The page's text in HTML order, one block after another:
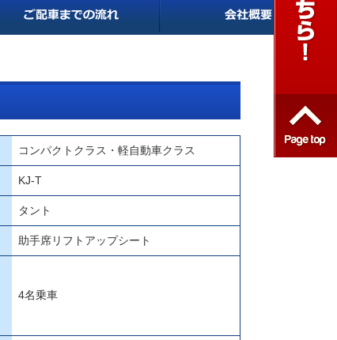
コンパクトクラス・軽自動車クラス
KJ-T
タント
助手席リフトアップシート
4名乗車